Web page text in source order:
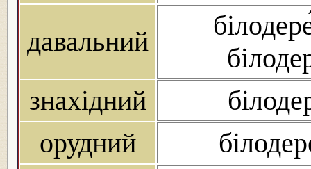
давальний
знахідний
орудний